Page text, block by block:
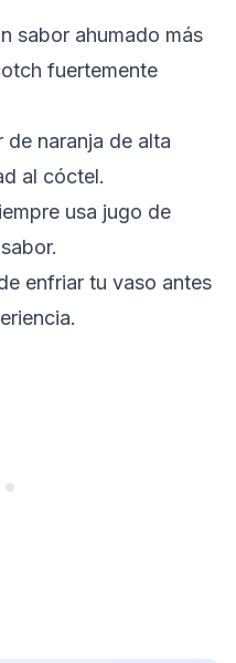
sabor ahumado más
fuertemente
de naranja de alta
al cóctel.
usa jugo de
enfriar tu vaso antes